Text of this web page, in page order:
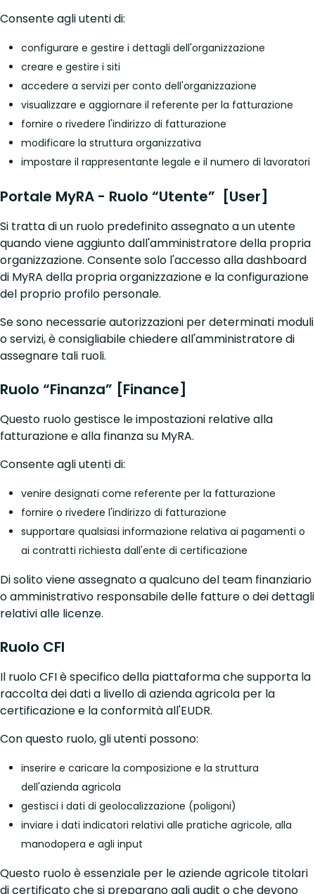
Consente agli utenti di:
configurare e gestire i dettagli dell'organizzazione
creare e gestire i siti
accedere a servizi per conto dell'organizzazione
visualizzare e aggiornare il referente per la fatturazione
fornire o rivedere l'indirizzo di fatturazione
modificare la struttura organizzativa
impostare il rappresentante legale e il numero di lavoratori
Portale MyRA - Ruolo “Utente” [User]
Si tratta di un ruolo predefinito assegnato a un utente
quando viene aggiunto dall'amministratore della propria
organizzazione. Consente solo l'accesso alla dashboard
di MyRA della propria organizzazione e la configurazione
del proprio profilo personale.
Se sono necessarie autorizzazioni per determinati moduli
o servizi, è consigliabile chiedere all'amministratore di
assegnare tali ruoli.
Ruolo “Finanza” [Finance]
Questo ruolo gestisce le impostazioni relative alla
fatturazione e alla finanza su MyRA.
Consente agli utenti di:
venire designati come referente per la fatturazione
fornire o rivedere l'indirizzo di fatturazione
supportare qualsiasi informazione relativa ai pagamenti o
ai contratti richiesta dall'ente di certificazione
Di solito viene assegnato a qualcuno del team finanziario
o amministrativo responsabile delle fatture o dei dettagli
relativi alle licenze.
Ruolo CFI
Il ruolo CFI è specifico della piattaforma che supporta la
raccolta dei dati a livello di azienda agricola per la
certificazione e la conformità all'EUDR.
Con questo ruolo, gli utenti possono:
inserire e caricare la composizione e la struttura
dell'azienda agricola
gestisci i dati di geolocalizzazione (poligoni)
inviare i dati indicatori relativi alle pratiche agricole, alla
manodopera e agli input
Questo ruolo è essenziale per le aziende agricole titolari
di certificato che si preparano agli audit o che devono